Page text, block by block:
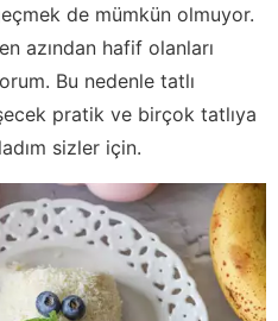
de mümkün olmuyor.
azından hafif olanları
Bu nedenle tatlı
pratik ve birçok tatlıya
sizler için.